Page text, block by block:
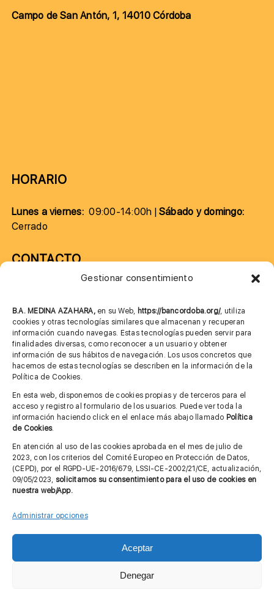
Gestionar consentimiento
B.A. MEDINA AZAHARA, en su Web, https://bancordoba.org/, utiliza
cookies y otras tecnologías similares que almacenan y recuperan
información cuando navegas. Estas tecnologías pueden servir para
finalidades diversas, como reconocer a un usuario y obtener
información de sus hábitos de navegación. Los usos concretos que
hacemos de estas tecnologías se describen en la información de la
Política de Cookies.
En esta web, disponemos de cookies propias y de terceros para el
acceso y registro al formulario de los usuarios. Puede ver toda la
información haciendo click en el enlace más abajo llamado Política
de Cookies.
En atención al uso de las cookies aprobada en el mes de julio de
2023, con los criterios del Comité Europeo en Protección de Datos,
(CEPD), por el RGPD-UE-2016/679, LSSI-CE-2002/21/CE, actualización,
09/05/2023, solicitamos su consentimiento para el uso de cookies en
nuestra web/App.
Administrar opciones
Aceptar
Denegar
Campo de San Antón, 1, 14010 Córdoba
HORARIO
Lunes a viernes:09:00-14:00h |Sábado y domingo:
Cerrado
CONTACTO
685 901 226
MÁS INFORMACIÓN
Aviso legal
Política de privacidad
Cita previa FAGA
© Copyright 2012 - 2026 |Diseño web: Taller Empresarial 2.0